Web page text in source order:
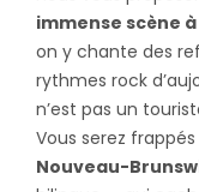
immense scène
on y chante des
rythmes rock
n’est pas un
Vous serez
Nouveau-